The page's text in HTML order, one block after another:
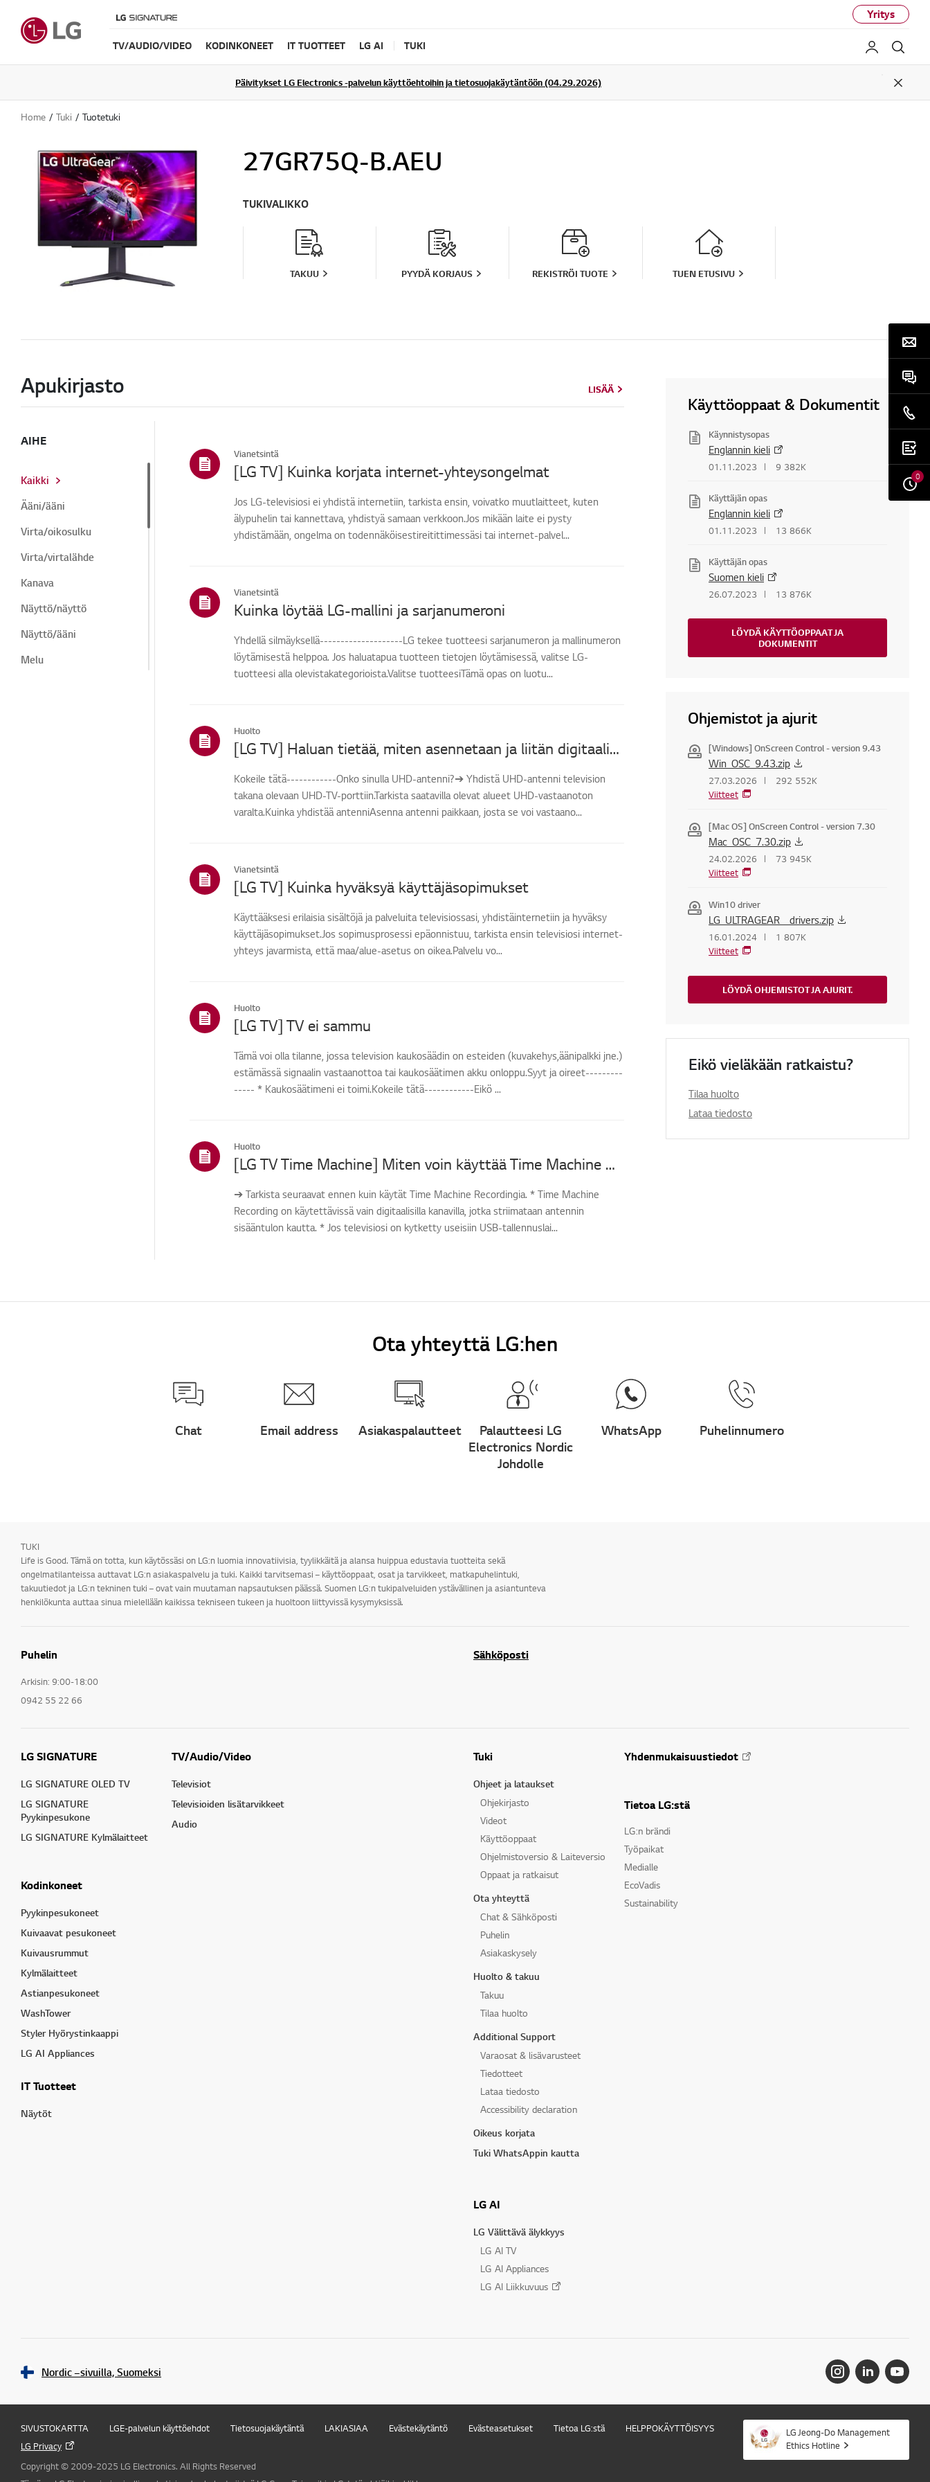
Yritys
TV/AUDIO/VIDEO KODINKONEET IT TUOTTEET LG AI TUKI My LG
Päivitykset LG Electronics -palvelun käyttöehtoihin ja tietosuojakäytäntöön (04.29.2026)
Close
Home Tuki Tuotetuki
27GR75Q-B.AEU
TUKIVALIKKO
TAKUU PYYDÄ KORJAUS REKISTRÖI TUOTE TUEN ETUSIVU
Apukirjasto LISÄÄ
AIHE
Kaikki
Ääni/ääni
Virta/oikosulku
Virta/virtalähde
Kanava
Näyttö/näyttö
Näyttö/ääni
Melu
Vianetsintä
[LG TV] Kuinka korjata internet-yhteysongelmat
Jos LG-televisiosi ei yhdistä internetiin, tarkista ensin, voivatko muutlaitteet, kuten
älypuhelin tai kannettava, yhdistyä samaan verkkoon.Jos mikään laite ei pysty
yhdistämään, ongelma on todennäköisestireitittimessäsi tai internet-palvel...
Vianetsintä
Kuinka löytää LG-mallini ja sarjanumeroni
Yhdellä silmäyksellä--------------------LG tekee tuotteesi sarjanumeron ja mallinumeron
löytämisestä helppoa. Jos haluatapua tuotteen tietojen löytämisessä, valitse LG-
tuotteesi alla olevistakategorioista.Valitse tuotteesiTämä opas on luotu...
Huolto
[LG TV] Haluan tietää, miten asennetaan ja liitän digitaalisen antennin (UHD) sekä katson televisiota
Kokeile tätä------------Onko sinulla UHD-antenni?➔ Yhdistä UHD-antenni television
takana olevaan UHD-TV-porttiin.Tarkista saatavilla olevat alueet UHD-vastaanoton
varalta.Kuinka yhdistää antenniAsenna antenni paikkaan, josta se voi vastaano...
Vianetsintä
[LG TV] Kuinka hyväksyä käyttäjäsopimukset
Käyttääksesi erilaisia sisältöjä ja palveluita televisiossasi, yhdistäinternetiin ja hyväksy
käyttäjäsopimukset.Jos sopimusprosessi epäonnistuu, tarkista ensin televisiosi internet-
yhteys javarmista, että maa/alue-asetus on oikea.Palvelu vo...
Huolto
[LG TV] TV ei sammu
Tämä voi olla tilanne, jossa television kaukosäädin on esteiden (kuvakehys,äänipalkki jne.)
estämässä signaalin vastaanottoa tai kaukosäätimen akku onloppu.Syyt ja oireet---------
----- * Kaukosäätimeni ei toimi.Kokeile tätä------------Eikö ...
Huolto
[LG TV Time Machine] Miten voin käyttää Time Machine Recording -ominaisuutta?
➔ Tarkista seuraavat ennen kuin käytät Time Machine Recordingia. * Time Machine
Recording on käytettävissä vain digitaalisilla kanavilla, jotka striimataan antennin
sisääntulon kautta. * Jos televisiosi on kytketty useisiin USB-tallennuslai...
LISÄÄ
Käyttöoppaat & Dokumentit
Käynnistysopas
Englannin kieli
01.11.2023 9 382K
Käyttäjän opas
Englannin kieli
01.11.2023 13 866K
Käyttäjän opas
Suomen kieli
26.07.2023 13 876K
LÖYDÄ KÄYTTÖOPPAAT JA
DOKUMENTIT
Ohjemistot ja ajurit
[Windows] OnScreen Control - version 9.43
Win_OSC_9.43.zip
27.03.2026
292 552K
Viitteet
[Mac OS] OnScreen Control - version 7.30
Mac_OSC_7.30.zip
24.02.2026
73 945K
Viitteet
Win10 driver
LG_ULTRAGEAR__drivers.zip
16.01.2024
1 807K
Viitteet
LÖYDÄ OHJEMISTOT JA AJURIT.
Eikö vieläkään ratkaistu?
Tilaa huolto
Lataa tiedosto
Ota yhteyttä LG:hen
Chat Email address Asiakaspalautteet
Palautteesi LG
Electronics Nordic
Johdolle
WhatsApp Puhelinnumero
0
TUKI
Life is Good. Tämä on totta, kun käytössäsi on LG:n luomia innovatiivisia, tyylikkäitä ja alansa huippua edustavia tuotteita sekä
ongelmatilanteissa auttavat LG:n asiakaspalvelu ja tuki. Kaikki tarvitsemasi – käyttöoppaat, osat ja tarvikkeet, matkapuhelintuki,
takuutiedot ja LG:n tekninen tuki – ovat vain muutaman napsautuksen päässä. Suomen LG:n tukipalveluiden ystävällinen ja asiantunteva
henkilökunta auttaa sinua mielellään kaikissa tekniseen tukeen ja huoltoon liittyvissä kysymyksissä.
Puhelin
Arkisin: 9:00-18:00
0942 55 22 66
Sähköposti
LG SIGNATURE
LG SIGNATURE OLED TV
LG SIGNATURE
Pyykinpesukone
LG SIGNATURE Kylmälaitteet
TV/Audio/Video
Televisiot
Televisioiden lisätarvikkeet
Audio
Kodinkoneet
Pyykinpesukoneet
Kuivaavat pesukoneet
Kuivausrummut
Kylmälaitteet
Astianpesukoneet
WashTower
Styler Hyörystinkaappi
LG AI Appliances
IT Tuotteet
Näytöt
Tuki
Ohjeet ja lataukset
Ohjekirjasto
Videot
Käyttöoppaat
Ohjelmistoversio & Laiteversio
Oppaat ja ratkaisut
Ota yhteyttä
Chat & Sähköposti
Puhelin
Asiakaskysely
Huolto & takuu
Takuu
Tilaa huolto
Additional Support
Varaosat & lisävarusteet
Tiedotteet
Lataa tiedosto
Accessibility declaration
Oikeus korjata
Tuki WhatsAppin kautta
LG AI
LG Välittävä älykkyys
LG AI TV
LG AI Appliances
LG AI Liikkuvuus
Yhdenmukaisuustiedot
Tietoa LG:stä
LG:n brändi
Työpaikat
Medialle
EcoVadis
Sustainability
Nordic –sivuilla, Suomeksi
SIVUSTOKARTTA LGE-palvelun käyttöehdot Tietosuojakäytäntä LAKIASIAA Evästekäytäntö Evästeasetukset Tietoa LG:stä
HELPPOKÄYTTÖISYYS
LG Privacy
Copyright © 2009-2025 LG Electronics. All Rights Reserved
LG Jeong-Do Management
Ethics Hotline